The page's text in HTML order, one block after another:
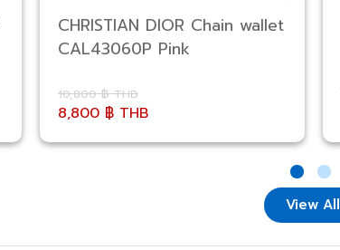
CHRISTIAN DIOR Chain wallet
CAL43060P Pink
10,800 ฿ THB
8,800 ฿ THB
View All